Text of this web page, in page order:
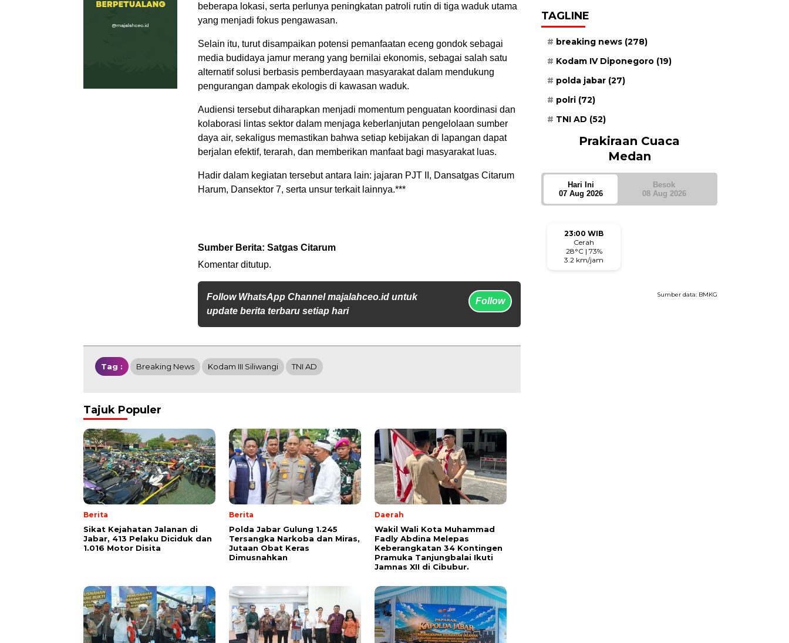
beberapa lokasi, serta perlunya peningkatan patroli rutin di tiga waduk utama
yang menjadi fokus pengawasan.
Selain itu, turut disampaikan potensi pemanfaatan eceng gondok sebagai
media budidaya jamur merang yang bernilai ekonomis, sebagai salah satu
alternatif solusi berbasis pemberdayaan masyarakat dalam mendukung
pengurangan dampak ekologis di kawasan waduk.
Audiensi tersebut diharapkan menjadi momentum penguatan koordinasi dan
kolaborasi lintas sektor dalam menjaga keberlanjutan pengelolaan sumber
daya air, sekaligus memastikan bahwa setiap kebijakan di lapangan dapat
berjalan efektif, terarah, dan memberikan manfaat bagi masyarakat luas.
Hadir dalam kegiatan tersebut antara lain: jajaran PJT II, Dansatgas Citarum
Harum, Dansektor 7, serta unsur terkait lainnya.***
Sumber Berita: Satgas Citarum
Komentar ditutup.
Follow WhatsApp Channel majalahceo.id untuk
update berita terbaru setiap hari
Follow
Tag : Breaking News Kodam III Siliwangi TNI AD
Tajuk Populer
Berita
Sikat Kejahatan Jalanan di
Jabar, 413 Pelaku Diciduk dan
1.016 Motor Disita
Berita
Polda Jabar Gulung 1.245
Tersangka Narkoba dan Miras,
Jutaan Obat Keras
Dimusnahkan
Daerah
Wakil Wali Kota Muhammad
Fadly Abdina Melepas
Keberangkatan 34 Kontingen
Pramuka Tanjungbalai Ikuti
Jamnas XII di Cibubur.
TAGLINE
breaking news (278)
Kodam IV Diponegoro (19)
polda jabar (27)
polri (72)
TNI AD (52)
Prakiraan Cuaca
Medan
Hari Ini
07 Aug 2026
Besok
08 Aug 2026
23:00 WIB
Cerah
28°C | 73%
3.2 km/jam
Sumber data: BMKG